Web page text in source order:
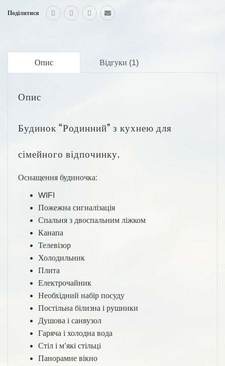
Поділитися
Опис Відгуки (1)
Опис
Будинок “Родинний” з кухнею для
сімейного відпочинку.
Оснащення будиночка:
WIFI
Пожежна сигналізація
Спальня з двоспальним ліжком
Канапа
Телевізор
Холодильник
Плита
Електрочайник
Необхідний набір посуду
Постільна білизна і рушники
Душова і санвузол
Гаряча і холодна вода
Стіл і м’які стільці
Панорамне вікно